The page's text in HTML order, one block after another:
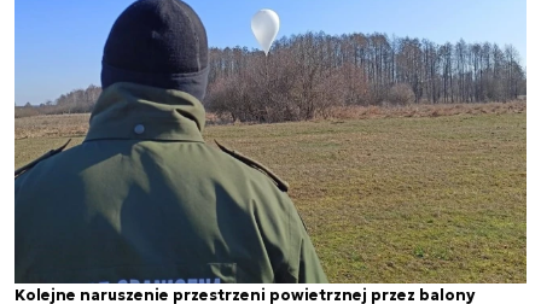
Kolejne naruszenie przestrzeni powietrznej przez balony